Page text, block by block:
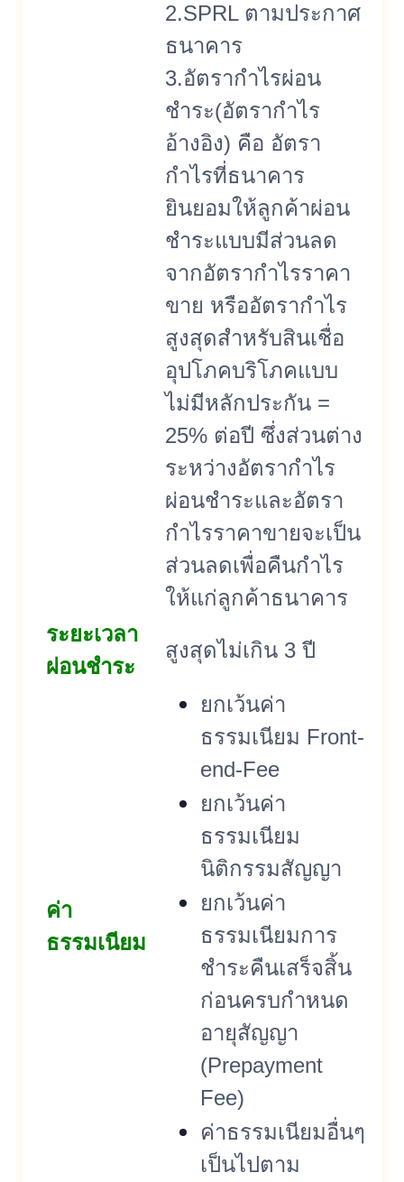
2.SPRL ตามประกาศ
ธนาคาร
3.อัตรากำไรผ่อน
ชำระ(อัตรากำไร
อ้างอิง) คือ อัตรา
กำไรที่ธนาคาร
ยินยอมให้ลูกค้าผ่อน
ชำระแบบมีส่วนลด
จากอัตรากำไรราคา
ขาย หรืออัตรากำไร
สูงสุดสำหรับสินเชื่อ
อุปโภคบริโภคแบบ
ไม่มีหลักประกัน =
25% ต่อปี ซึ่งส่วนต่าง
ระหว่างอัตรากำไร
ผ่อนชำระและอัตรา
กำไรราคาขายจะเป็น
ส่วนลดเพื่อคืนกำไร
ให้แก่ลูกค้าธนาคาร
ระยะเวลา
ผ่อนชำระ
สูงสุดไม่เกิน 3 ปี
ค่า
ธรรมเนียม
ยกเว้นค่า
ธรรมเนียม Front-
end-Fee
ยกเว้นค่า
ธรรมเนียม
นิติกรรมสัญญา
ยกเว้นค่า
ธรรมเนียมการ
ชำระคืนเสร็จสิ้น
ก่อนครบกำหนด
อายุสัญญา
(Prepayment
Fee)
ค่าธรรมเนียมอื่นๆ
เป็นไปตาม